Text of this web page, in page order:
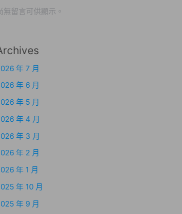
無留言可供顯示。
年 7 月
年 6 月
年 5 月
年 4 月
年 3 月
年 2 月
年 1 月
年 10 月
年 9 月